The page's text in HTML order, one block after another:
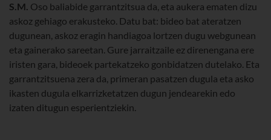
S.M. Oso baliabide garrantzitsua da, eta aukera ematen dizu
askoz gehiago erakusteko. Datu bat: bideo bat ateratzen
dugunean, askoz eragin handiagoa lortzen dugu webgunean
eta gainerako sareetan. Gure jarraitzaile ez direnengana ere
iristen gara, bideoek partekatzeko gonbidatzen dutelako. Eta
garrantzitsuena zera da, primeran pasatzen dugula eta asko
ikasten dugula elkarrizketatzen dugun jendearekin edo
izaten ditugun esperientziekin.